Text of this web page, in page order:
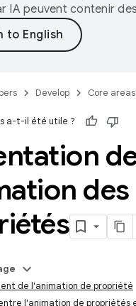
IA peuvent contenir
Develop Core areas
a-t-il été utile ?
des
de l'animation de propriété
l'animation de propriétés